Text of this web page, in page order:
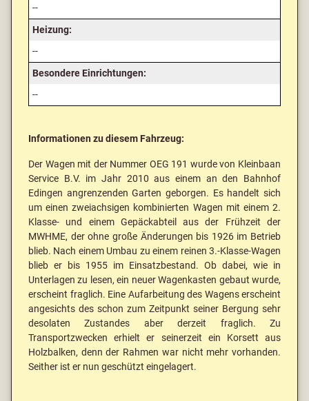
--
Heizung:
--
Besondere Einrichtungen:
--
Informationen zu diesem Fahrzeug:
Der Wagen mit der Nummer OEG 191 wurde von Kleinbaan
Service B.V. im Jahr 2010 aus einem an den Bahnhof
Edingen angrenzenden Garten geborgen. Es handelt sich
um einen zweiachsigen kombinierten Wagen mit einem 2.
Klasse- und einem Gepäckabteil aus der Frühzeit der
MWHME, der ohne große Änderungen bis 1926 im Betrieb
blieb. Nach einem Umbau zu einem reinen 3.-Klasse-Wagen
blieb er bis 1955 im Einsatzbestand. Ob dabei, wie in
Unterlagen zu lesen, ein neuer Wagenkasten gebaut wurde,
erscheint fraglich. Eine Aufarbeitung des Wagens erscheint
angesichts des schon zum Zeitpunkt seiner Bergung sehr
desolaten Zustandes aber derzeit fraglich. Zu
Transportzwecken erhielt er seinerzeit ein Korsett aus
Holzbalken, denn der Rahmen war nicht mehr vorhanden.
Seither ist er nun geschützt eingelagert.